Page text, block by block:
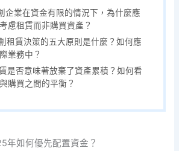
企業在資金有限的情況下，為什麼應
慮租賃而非購買資產？
租賃決策的五大原則是什麼？如何應
業務中？
是否意味著放棄了資產累積？如何看
購買之間的平衡？
年如何優先配置資金？